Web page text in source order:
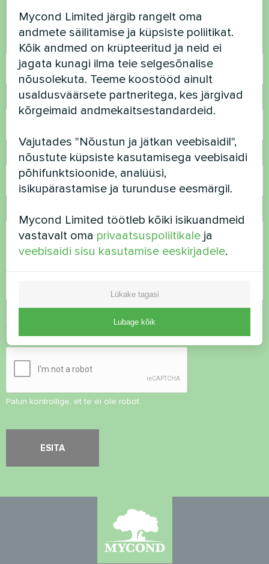
Võtke meiega ühendust ja me aitame teid
Nimi
Telefoninumber
E-post
privaatsuspoliitikaga
Turvalisuse kontroll
Palun kontrollige, et te ei ole robot.
Mycond Limited järgib rangelt oma
andmete säilitamise ja küpsiste poliitikat.
Kõik andmed on krüpteeritud ja neid ei
jagata kunagi ilma teie selgesõnalise
nõusolekuta. Teeme koostööd ainult
usaldusväärsete partneritega, kes järgivad
kõrgeimaid andmekaitsestandardeid.
Vajutades "Nõustun ja jätkan veebisaidil",
nõustute küpsiste kasutamisega veebisaidi
põhifunktsioonide, analüüsi,
isikupärastamise ja turunduse eesmärgil.
Mycond Limited töötleb kõiki isikuandmeid
vastavalt oma privaatsuspoliitikale ja
veebisaidi sisu kasutamise eeskirjadele.
Lükake tagasi
Lubage kõik